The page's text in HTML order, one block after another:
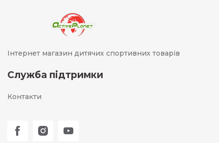
Інтернет магазин дитячих спортивних товарів
Служба підтримки
Контакти